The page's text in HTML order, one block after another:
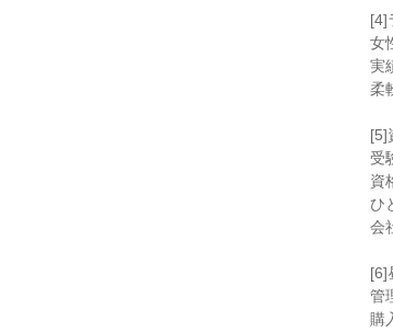
[4]
女
実
柔
[5]
受
資
ひ
会
[6]
管
購